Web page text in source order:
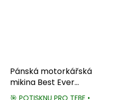
Pánská motorkářská
mikina Best Ever
Clothing